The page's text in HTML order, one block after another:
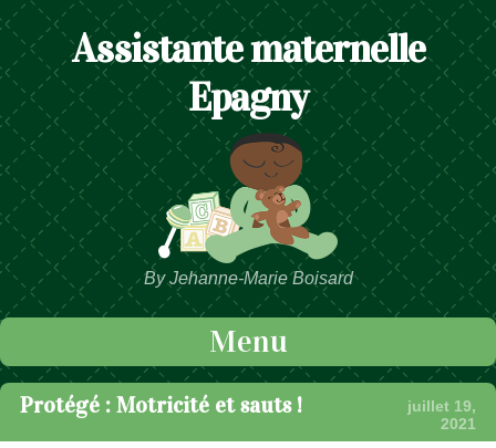
Assistante maternelle
Epagny
By Jehanne-Marie Boisard
Menu
Passer au contenu
Protégé : Motricité et sauts !
juillet 19,
2021